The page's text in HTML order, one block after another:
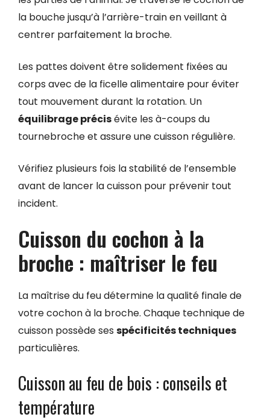
la bouche jusqu’à l’arrière-train en veillant à
centrer parfaitement la broche.
Les pattes doivent être solidement fixées au
corps avec de la ficelle alimentaire pour éviter
tout mouvement durant la rotation. Un
équilibrage précisévite les à-coups du
tournebroche et assure une cuisson régulière.
Vérifiez plusieurs fois la stabilité de l’ensemble
avant de lancer la cuisson pour prévenir tout
incident.
Cuisson du cochon à la
broche : maîtriser le feu
La maîtrise du feu détermine la qualité finale de
votre cochon à la broche. Chaque technique de
cuisson possède ses spécificités techniques
particulières.
Cuisson au feu de bois : conseils et
température